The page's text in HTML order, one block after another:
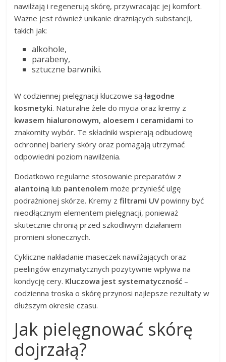
nawilżają i regenerują skórę, przywracając jej komfort.
Ważne jest również unikanie drażniących substancji,
takich jak:
alkohole,
parabeny,
sztuczne barwniki.
W codziennej pielęgnacji kluczowe sąłagodne
kosmetyki. Naturalne żele do mycia oraz kremy z
kwasem hialuronowym, aloesem i ceramidami to
znakomity wybór. Te składniki wspierają odbudowę
ochronnej bariery skóry oraz pomagają utrzymać
odpowiedni poziom nawilżenia.
Dodatkowo regularne stosowanie preparatów z
alantoiną lub pantenolem może przynieść ulgę
podrażnionej skórze. Kremy zfiltrami UVpowinny być
nieodłącznym elementem pielęgnacji, ponieważ
skutecznie chronią przed szkodliwym działaniem
promieni słonecznych.
Cykliczne nakładanie maseczek nawilżających oraz
peelingów enzymatycznych pozytywnie wpływa na
kondycję cery. Kluczowa jest systematyczność –
codzienna troska o skórę przynosi najlepsze rezultaty w
dłuższym okresie czasu.
Jak pielęgnować skórę
dojrzałą?